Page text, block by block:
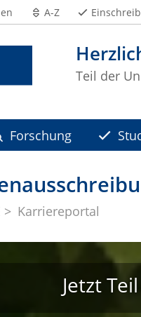
Teil der
A-Z
Forschung
Karriereportal
Jetzt